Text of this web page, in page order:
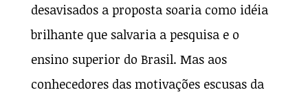
desavisados a proposta soaria como idéia
brilhante que salvaria a pesquisa e o
ensino superior do Brasil. Mas aos
conhecedores das motivações escusas da